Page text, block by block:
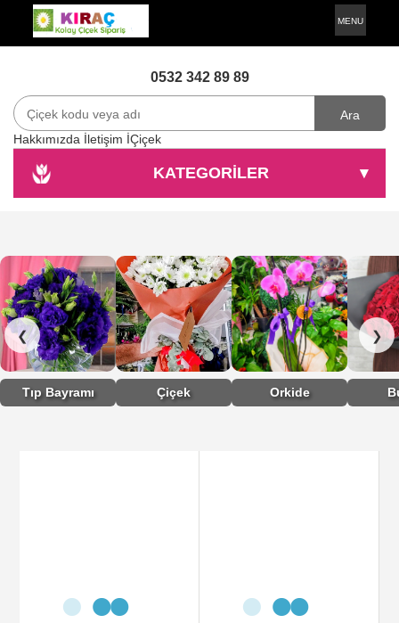
MENU
0532 342 89 89
Ara
Hakkımızda İletişim İÇiçek
KATEGORİLER ▾
❮
Tıp Bayramı Çiçek Orkide
❯